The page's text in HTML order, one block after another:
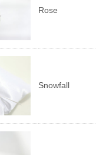
Rose
Snowfall